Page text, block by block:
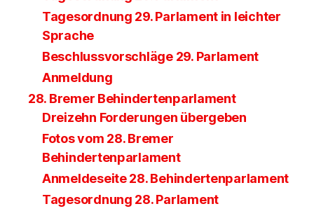
Tagesordnung 29. Parlament in leichter
Sprache
Beschlussvorschläge 29. Parlament
Anmeldung
28. Bremer Behindertenparlament
Dreizehn Forderungen übergeben
Fotos vom 28. Bremer
Behindertenparlament
Anmeldeseite 28. Behindertenparlament
Tagesordnung 28. Parlament